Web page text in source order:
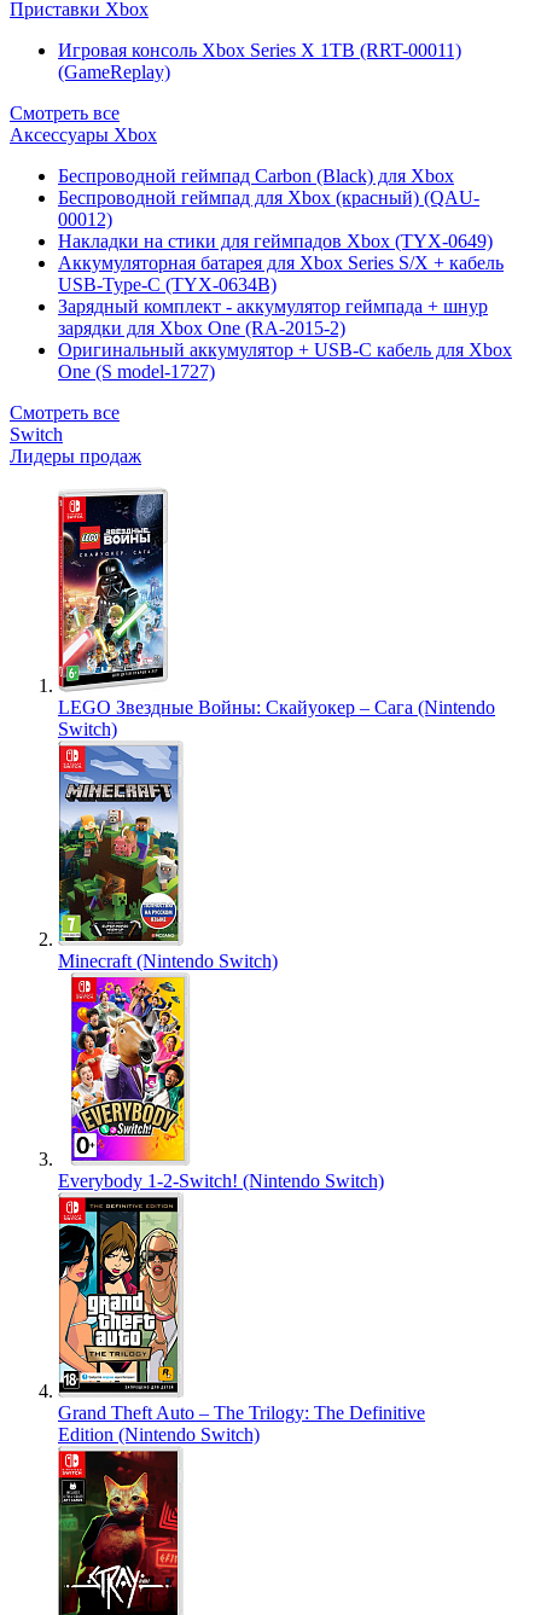
Приставки Xbox
Игровая консоль Xbox Series X 1TB (RRT-00011)
(GameReplay)
Смотреть все
Аксессуары Xbox
Беспроводной геймпад Carbon (Black) для Xbox
Беспроводной геймпад для Xbox (красный) (QAU-
00012)
Накладки на стики для геймпадов Xbox (TYX-0649)
Аккумуляторная батарея для Xbox Series S/X + кабель
USB-Type-C (TYX-0634B)
Зарядный комплект - аккумулятор геймпада + шнур
зарядки для Xbox One (RA-2015-2)
Оригинальный аккумулятор + USB-C кабель для Xbox
One (S model-1727)
Смотреть все
Switch
Лидеры продаж
LEGO Звездные Войны: Скайуокер – Сага (Nintendo
Switch)
Minecraft (Nintendo Switch)
Everybody 1-2-Switch! (Nintendo Switch)
Grand Theft Auto – The Trilogy: The Definitive
Edition (Nintendo Switch)